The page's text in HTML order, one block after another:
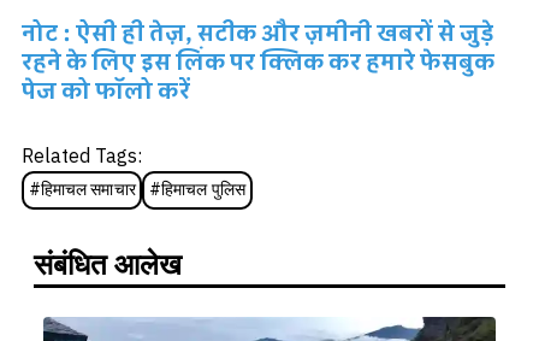
नोट : ऐसी ही तेज़, सटीक और ज़मीनी खबरों से जुड़े
रहने के लिए इस लिंक पर क्लिक कर हमारे फेसबुक
पेज को फॉलो करें
Related Tags:
#हिमाचल समाचार #हिमाचल पुलिस
संबंधित आलेख